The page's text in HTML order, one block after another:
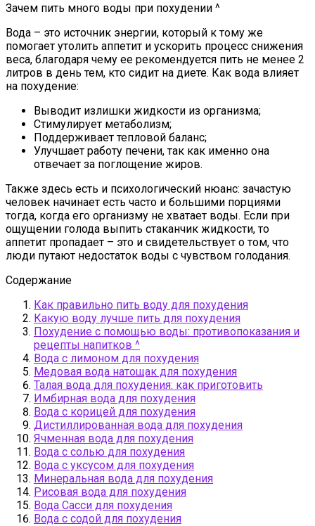
Зачем пить много воды при похудении ^
Вода – это источник энергии, который к тому же
помогает утолить аппетит и ускорить процесс снижения
веса, благодаря чему ее рекомендуется пить не менее 2
литров в день тем, кто сидит на диете. Как вода влияет
на похудение:
Выводит излишки жидкости из организма;
Стимулирует метаболизм;
Поддерживает тепловой баланс;
Улучшает работу печени, так как именно она
отвечает за поглощение жиров.
Также здесь есть и психологический нюанс: зачастую
человек начинает есть часто и большими порциями
тогда, когда его организму не хватает воды. Если при
ощущении голода выпить стаканчик жидкости, то
аппетит пропадает – это и свидетельствует о том, что
люди путают недостаток воды с чувством голодания.
Содержание
Как правильно пить воду для похудения
Какую воду лучше пить для похудения
Похудение с помощью воды: противопоказания и
рецепты напитков ^
Вода с лимоном для похудения
Медовая вода натощак для похудения
Талая вода для похудения: как приготовить
Имбирная вода для похудения
Вода с корицей для похудения
Дистиллированная вода для похудения
Ячменная вода для похудения
Вода с солью для похудения
Вода с уксусом для похудения
Минеральная вода для похудения
Рисовая вода для похудения
Вода Сасси для похудения
Вода с содой для похудения